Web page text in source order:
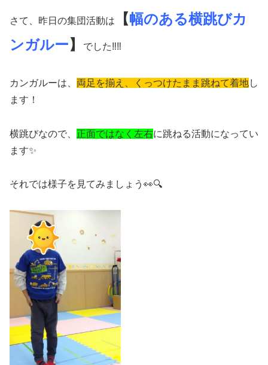
さて、昨日の集団活動は 【幅のある横跳びカ
ンガルー】 でした‼️‼️
カンガルーは、 両足を揃え、くっつけたまま跳ねて着地し
ます！
横跳びなので、 正面ではなく左右に跳ねる活動になってい
ます✨
それでは様子を見てみましょう👀🔍